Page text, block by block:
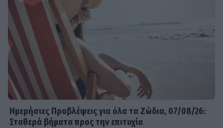
Ημερήσιες Προβλέψεις για όλα τα Ζώδια, 07/08/26:
Σταθερά βήματα προς την επιτυχία